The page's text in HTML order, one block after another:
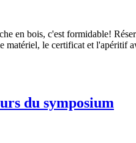
en bois, c'est formidable!
le certificat et l'apéritif
du symposium